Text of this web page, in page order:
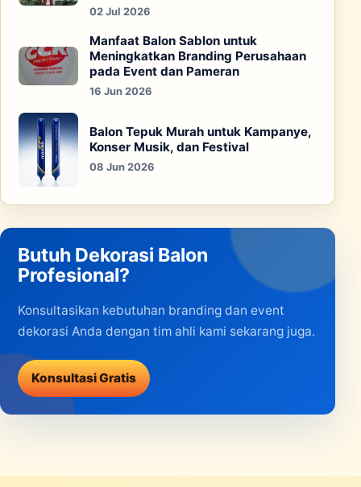
02 Jul 2026
Manfaat Balon Sablon untuk
Meningkatkan Branding Perusahaan
pada Event dan Pameran
16 Jun 2026
Balon Tepuk Murah untuk Kampanye,
Konser Musik, dan Festival
08 Jun 2026
Butuh Dekorasi Balon
Profesional?
Konsultasikan kebutuhan branding dan event
dekorasi Anda dengan tim ahli kami sekarang juga.
Konsultasi Gratis